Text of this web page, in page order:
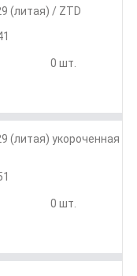
(литая) / ZTD
0 шт.
(литая) укороченная
0 шт.